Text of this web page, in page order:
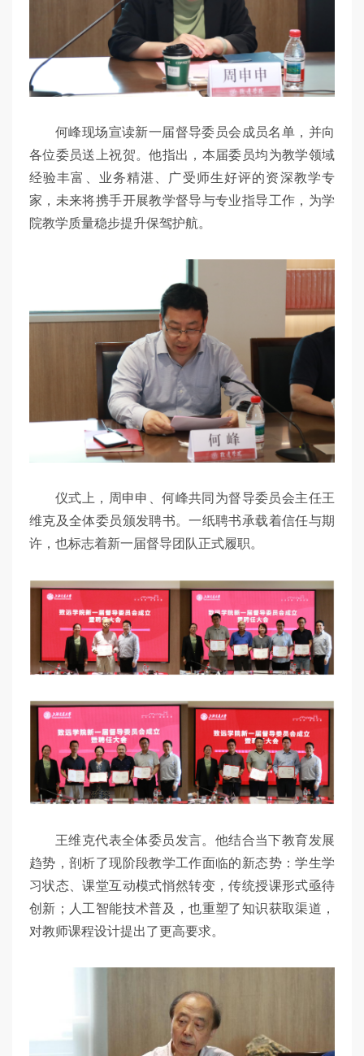
何峰现场宣读新一届督导委员会成员名单，并向
各位委员送上祝贺。他指出，本届委员均为教学领域
经验丰富、业务精湛、广受师生好评的资深教学专
家，未来将携手开展教学督导与专业指导工作，为学
院教学质量稳步提升保驾护航。
仪式上，周申申、何峰共同为督导委员会主任王
维克及全体委员颁发聘书。一纸聘书承载着信任与期
许，也标志着新一届督导团队正式履职。
王维克代表全体委员发言。他结合当下教育发展
趋势，剖析了现阶段教学工作面临的新态势：学生学
习状态、课堂互动模式悄然转变，传统授课形式亟待
创新；人工智能技术普及，也重塑了知识获取渠道，
对教师课程设计提出了更高要求。